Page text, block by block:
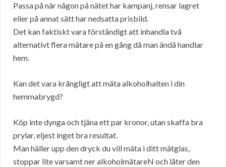
Passa på när någon på nätet har kampanj, rensar lagret
eller på annat sätt har nedsatta prisbild.
Det kan faktiskt vara förståndigt att inhandla två
alternativt flera mätare på en gång då man ändå handlar
hem.
Kan det vara krångligt att mäta alkoholhalten i din
hemmabrygd?
Köp inte dynga och tjäna ett par kronor, utan skaffa bra
prylar, eljest inget bra resultat.
Man häller upp den dryck du vill mäta i ditt mätglas,
stoppar lite varsamt ner alkoholmätareN och låter den